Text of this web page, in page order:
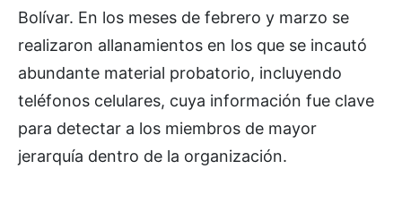
Bolívar. En los meses de febrero y marzo se
realizaron allanamientos en los que se incautó
abundante material probatorio, incluyendo
teléfonos celulares, cuya información fue clave
para detectar a los miembros de mayor
jerarquía dentro de la organización.